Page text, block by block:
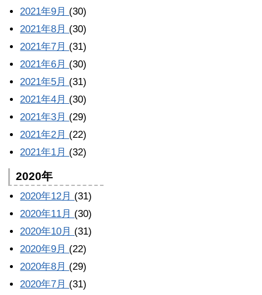
2021年9月 (30)
2021年8月 (30)
2021年7月 (31)
2021年6月 (30)
2021年5月 (31)
2021年4月 (30)
2021年3月 (29)
2021年2月 (22)
2021年1月 (32)
2020年
2020年12月 (31)
2020年11月 (30)
2020年10月 (31)
2020年9月 (22)
2020年8月 (29)
2020年7月 (31)